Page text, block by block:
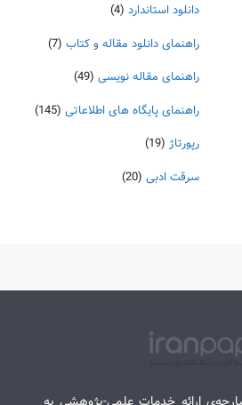
دانلود استاندارد (4)
راهنمای دانلود مقاله و کتاب (7)
راهنمای مقاله نویسی (49)
راهنمای پایگاه های اطلاعاتی (145)
رپورتاژ (19)
سرقت ادبی (20)
ارائه خدمات علمی-پژوهشی به